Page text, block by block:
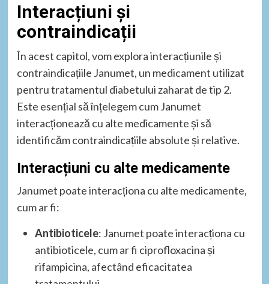
Interacțiuni și
contraindicații
În acest capitol, vom explora interacțiunile și
contraindicațiile Janumet, un medicament utilizat
pentru tratamentul diabetului zaharat de tip 2.
Este esențial să înțelegem cum Janumet
interacționează cu alte medicamente și să
identificăm contraindicațiile absolute și relative.
Interacțiuni cu alte medicamente
Janumet poate interacționa cu alte medicamente,
cum ar fi:
Antibioticele: Janumet poate interacționa cu
antibioticele, cum ar fi ciprofloxacina și
rifampicina, afectând eficacitatea